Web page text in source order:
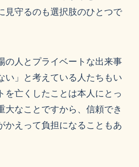
見守るのも選択肢のひとつで
の人とプライベートな出来事
い」と考えている人たちもい
を亡くしたことは本人にとっ
大なことですから、信頼でき
かえって負担になることもあ